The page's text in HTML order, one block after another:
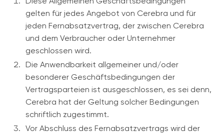
gelten für jedes Angebot von Cerebra und für
jeden Fernabsatzvertrag, der zwischen Cerebra
und dem Verbraucher oder Unternehmer
geschlossen wird.
Die Anwendbarkeit allgemeiner und/oder
besonderer Geschäftsbedingungen der
Vertragsparteien ist ausgeschlossen, es sei denn,
Cerebra hat der Geltung solcher Bedingungen
schriftlich zugestimmt.
Vor Abschluss des Fernabsatzvertrags wird der